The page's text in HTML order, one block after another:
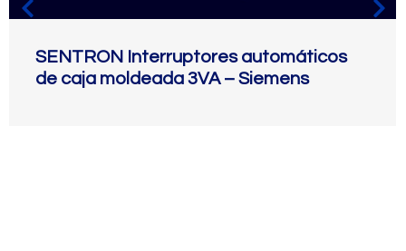
SENTRON Interruptores automáticos
de caja moldeada 3VA – Siemens